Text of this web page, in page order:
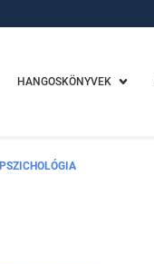
HANGOSKÖNYVEK
PSZICHOLÓGIA